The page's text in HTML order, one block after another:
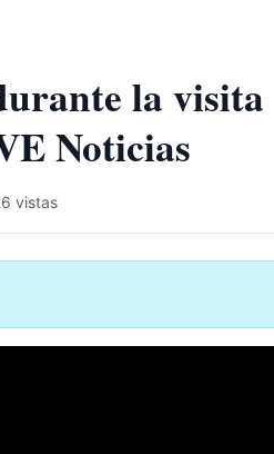
la visita
Noticias
vistas